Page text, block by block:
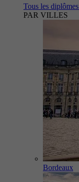
Tous les diplômes
PAR VILLES
Bordeaux